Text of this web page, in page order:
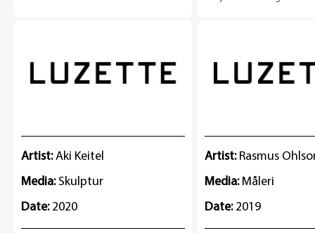
och monumentala berg
stjärnklara
Artist:Aki Keitel
Media: Skulptur
Date: 2020
Artist: Rasmus
Media: Måleri
Date: 2019